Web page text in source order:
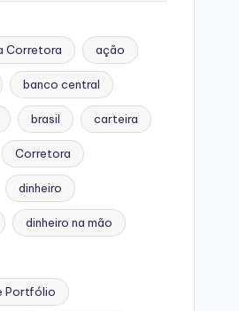
Corretora ação
banco central
brasil carteira
Corretora
dinheiro
dinheiro na mão
Portfólio